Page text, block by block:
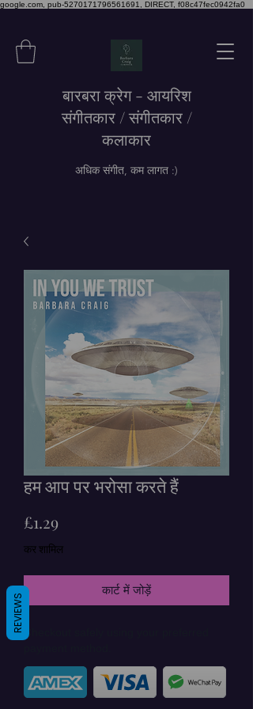
google.com, pub-5270171796561691, DIRECT, f08c47fec0942fa0
बारबरा क्रेग - आयरिश
संगीतकार / संगीतकार /
कलाकार
अधिक संगीत, कम लागत :)
हम आप पर भरोसा करते हैं
£1.29मूल्य
कर शामिल
कार्ट में जोड़ें
Checkout safely using your preferred
REVIEWS